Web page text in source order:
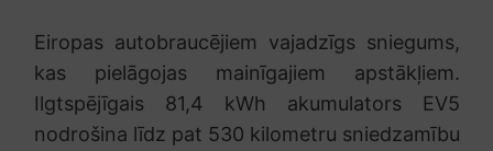
Eiropas autobraucējiem vajadzīgs sniegums,
kas pielāgojas mainīgajiem apstākļiem.
Ilgtspējīgais 81,4 kWh akumulators EV5
nodrošina līdz pat 530 kilometru sniedzamību